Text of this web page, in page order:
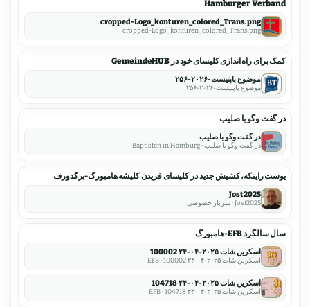
Hamburger Verband
cropped-Logo_konturen_colored_Trans.png
cropped-Logo_konturen_colored_Trans.png
کمک برای راه اندازی کلیسای خود در GemeindeHUB
موضوع باپتیست-۲۰۲۶-۲۵۶
موضوع باپتیست-۲۰۲۶-۲۵۶
در گفت وگو با صلیب
در گفت وگو با صلیب
در گفت وگو با صلیب · Baptisten in Hamburg
یوست راینکه، کشیش جدید در کلیسای فریدن کلیشه هامبورگ-برگدورف
Jost2025
Jost2025 · سرباز خصوصی
سال سالگرد EFB-هامبورگ
اسکرین شات ۲۰۲۵-۰۴-۲۴ 100002
اسکرین شات ۲۰۲۵-۰۴-۲۴ 100002 · EFB
اسکرین شات ۲۰۲۵-۰۴-۲۴ 104718
اسکرین شات ۲۰۲۵-۰۴-۲۴ 104718 · EFB